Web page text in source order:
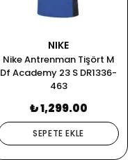
NIKE
Nike Antrenman Tişört M
Df Academy 23 S DR1336-
463
₺ 1,299.00
SEPETE EKLE